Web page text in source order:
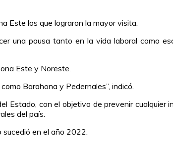
Este los que lograron la mayor visita.
una pausa tanto en la vida laboral como
Este y Noreste.
Barahona y Pedernales”, indicó.
Estado, con el objetivo de prevenir cualquier
del país.
sucedió en el año 2022.